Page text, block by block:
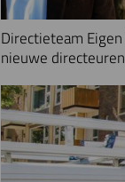
Directieteam
nieuwe directeuren